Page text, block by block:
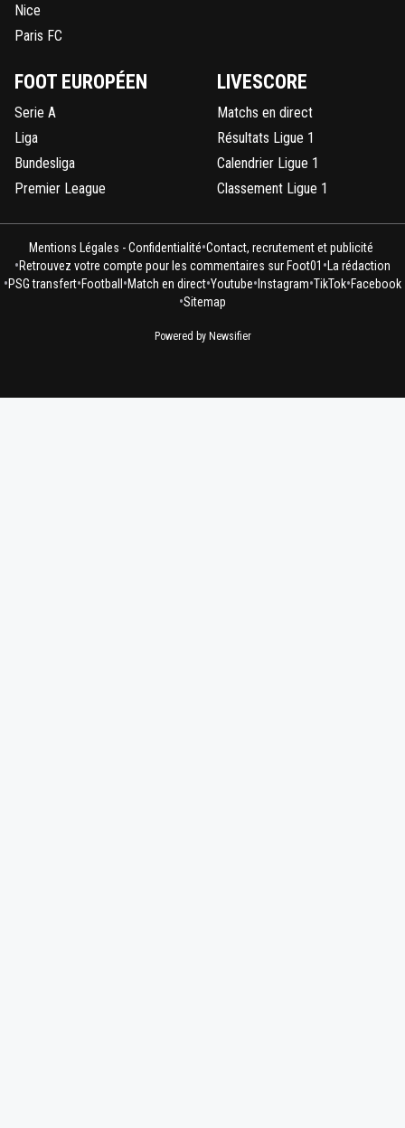
Nice
Paris FC
FOOT EUROPÉEN
Serie A
Liga
Bundesliga
Premier League
LIVESCORE
Matchs en direct
Résultats Ligue 1
Calendrier Ligue 1
Classement Ligue 1
Mentions Légales - Confidentialité•Contact, recrutement et publicité
•Retrouvez votre compte pour les commentaires sur Foot01 • La rédaction
•PSG transfert•Football •Match en direct•Youtube• Instagram•TikTok•Facebook
•Sitemap
Powered by Newsifier